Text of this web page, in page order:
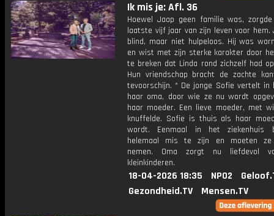
Ik mis je: Afl. 36
Hoewel Jaap geen familie was,
laatste vijf jaar van zijn leven voor hem.
blind, maar niet hulpeloos. Hij was
en wist met zijn sterke karakter door
te breken dat Linda rond zichzelf had
Hun vriendschap bracht de zachte
tevoorschijn. * De jonge Sofie vertelt in
haar oma, door wie ze nu wordt
haar moeder. Een lieve moeder, met
knuffelde. Sofie is thuis als haar
wordt. Eenmaal in het ziekenhuis
helemaal mis te zijn en moeten ze
nemen. Oma zorgt nu liefdevol
kleinkinderen.
18-04-2026 18:35 NPO2
Gezondheid.TV
Mensen.TV